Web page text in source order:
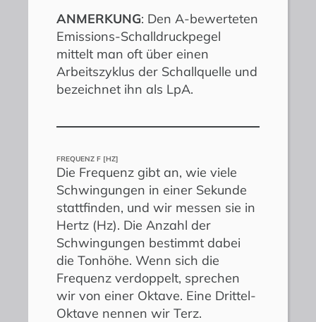
ANMERKUNG: Den A-bewerteten
Emissions-Schalldruckpegel
mittelt man oft über einen
Arbeitszyklus der Schallquelle und
bezeichnet ihn als LpA.
FREQUENZ F [HZ]
Die Frequenz gibt an, wie viele
Schwingungen in einer Sekunde
stattfinden, und wir messen sie in
Hertz (Hz). Die Anzahl der
Schwingungen bestimmt dabei
die Tonhöhe. Wenn sich die
Frequenz verdoppelt, sprechen
wir von einer Oktave. Eine Drittel-
Oktave nennen wir Terz.